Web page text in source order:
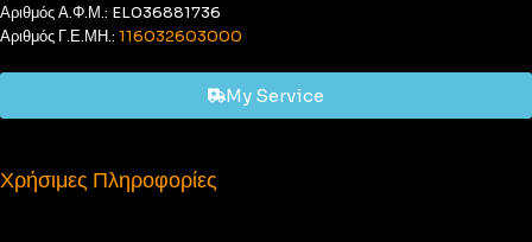
Αριθμός Α.Φ.Μ.: EL036881736
Αριθμός Γ.Ε.ΜΗ.: 116032603000
My Service
Χρήσιμες Πληροφορίες